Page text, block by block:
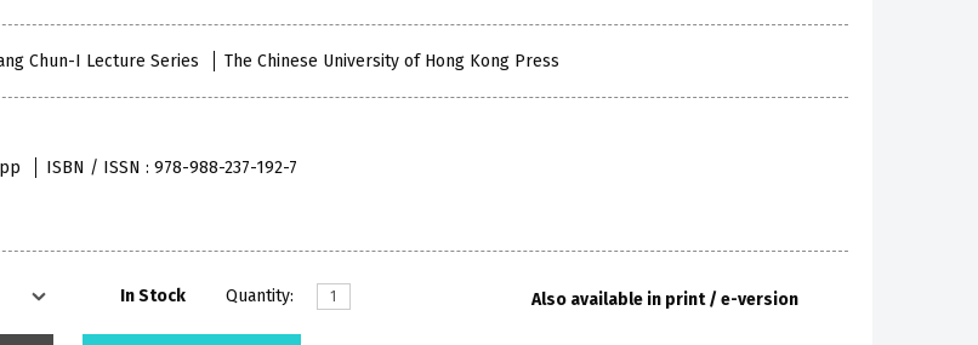
Chun-I Lecture Series The Chinese University of Hong Kong Press
ISBN / ISSN : 978-988-237-192-7
In Stock Quantity: Also available in print / e-version